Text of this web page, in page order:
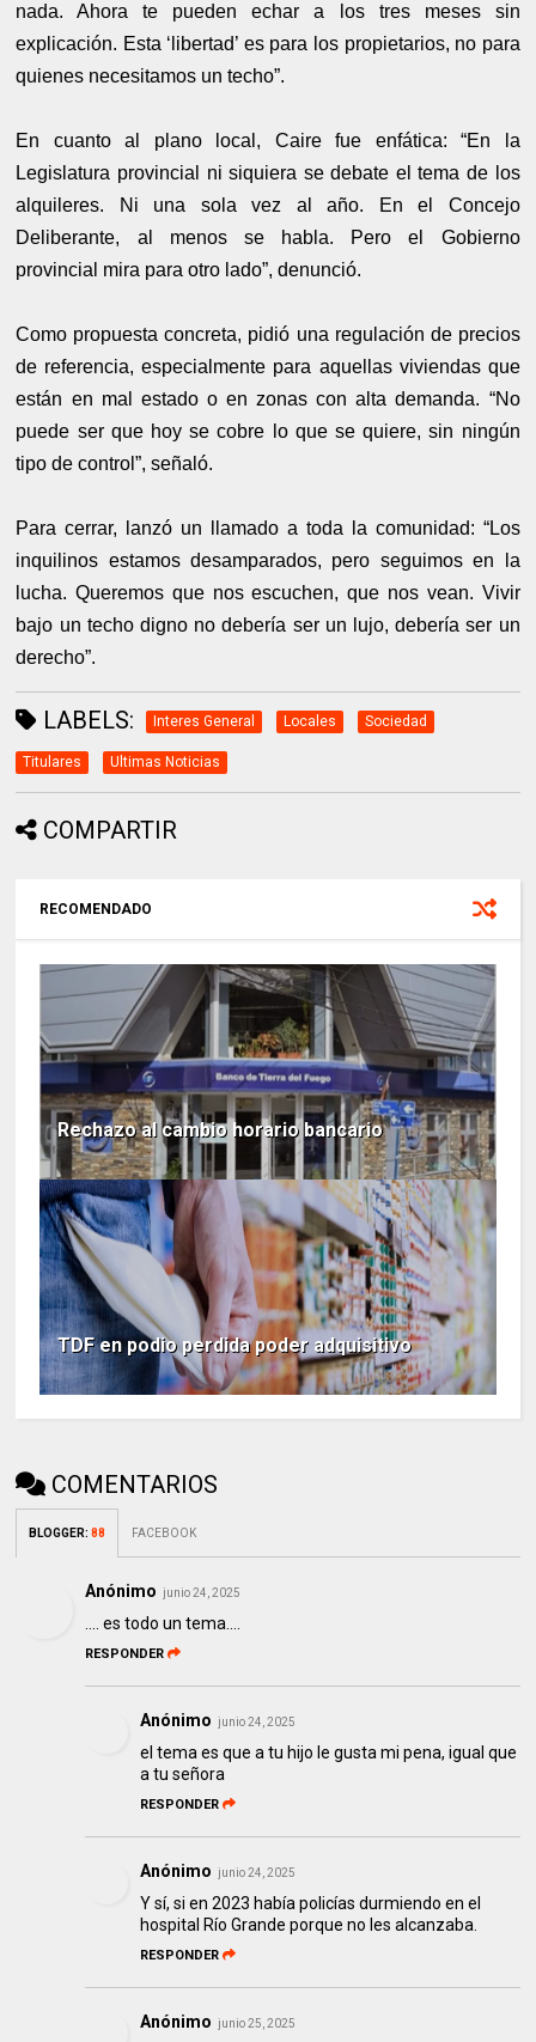
nada. Ahora te pueden echar a los tres meses sin
explicación. Esta ‘libertad’ es para los propietarios, no para
quienes necesitamos un techo”.
En cuanto al plano local, Caire fue enfática: “En la
Legislatura provincial ni siquiera se debate el tema de los
alquileres. Ni una sola vez al año. En el Concejo
Deliberante, al menos se habla. Pero el Gobierno
provincial mira para otro lado”, denunció.
Como propuesta concreta, pidió una regulación de precios
de referencia, especialmente para aquellas viviendas que
están en mal estado o en zonas con alta demanda. “No
puede ser que hoy se cobre lo que se quiere, sin ningún
tipo de control”, señaló.
Para cerrar, lanzó un llamado a toda la comunidad: “Los
inquilinos estamos desamparados, pero seguimos en la
lucha. Queremos que nos escuchen, que nos vean. Vivir
bajo un techo digno no debería ser un lujo, debería ser un
derecho”.
LABELS: Interes General Locales Sociedad
Titulares Ultimas Noticias
COMPARTIR
RECOMENDADO
Rechazo al cambio horario bancario
TDF en podio perdida poder adquisitivo
COMENTARIOS
BLOGGER:88 FACEBOOK
Anónimo junio 24, 2025
.... es todo un tema....
RESPONDER
Anónimo junio 24, 2025
el tema es que a tu hijo le gusta mi pena, igual que
a tu señora
RESPONDER
Anónimo junio 24, 2025
Y sí, si en 2023 había policías durmiendo en el
hospital Río Grande porque no les alcanzaba.
RESPONDER
Anónimo junio 25, 2025